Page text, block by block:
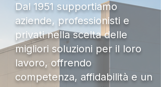
Dal 1951 supportiamo
aziende, professionisti e
privati nella scelta delle
migliori soluzioni per il loro
lavoro, offrendo
competenza, affidabilità e un